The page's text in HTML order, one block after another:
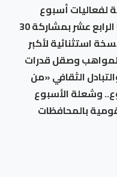
لفعاليات أسبوع
شباب الجامعات والمعاهد العليا الرابع عشر بمشاركة 30
استثنائية لأكبر
وصقل قدرات
الثقافي «من
وشعلة الأسبوع
بالمحافظات